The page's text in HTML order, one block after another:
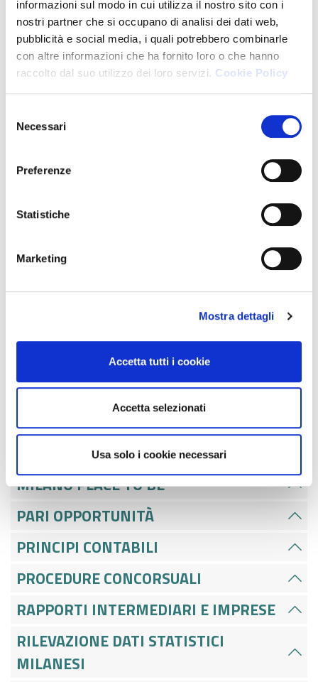
informazioni sul modo in cui utilizza il nostro sito con i
nostri partner che si occupano di analisi dei dati web,
pubblicità e social media, i quali potrebbero combinarle
con altre informazioni che ha fornito loro o che hanno
raccolto dal suo utilizzo dei loro servizi. Cookie Policy
delNecessari
Preferenze
Statistiche
Marketing
Mostra dettagli
Accetta tutti i cookie
Accetta selezionati
Usa solo i cookie necessari
Inps
Inail
Comunicati - News
Newsletter
Pillole
Pillole - Anno 2021
LIQUIDAZIONE PARCELLE E LETTERA DI
INCARICO PROFESSIONALE
MANAGER CULTURALE
METODI ADR
MILANO PLACE TO BE
PARI OPPORTUNITÀ
PRINCIPI CONTABILI
PROCEDURE CONCORSUALI
RAPPORTI INTERMEDIARI E IMPRESE
RILEVAZIONE DATI STATISTICI
MILANESI